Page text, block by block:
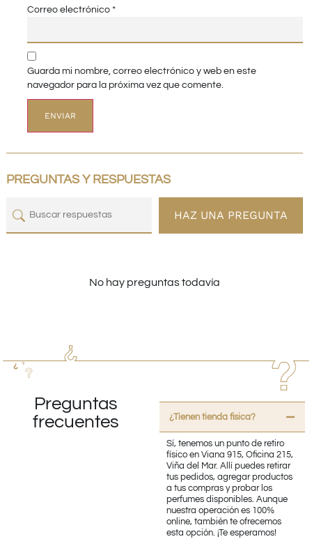
Correo electrónico *
Guarda mi nombre, correo electrónico y web en este
navegador para la próxima vez que comente.
PREGUNTAS Y RESPUESTAS
HAZ UNA PREGUNTA
No hay preguntas todavía
Preguntas
frecuentes
¿Tienen tienda fisica?
Sí, tenemos un punto de retiro
físico en Viana 915, Oficina 215,
Viña del Mar. Allí puedes retirar
tus pedidos, agregar productos
a tus compras y probar los
perfumes disponibles. Aunque
nuestra operación es 100%
online, también te ofrecemos
esta opción. ¡Te esperamos!